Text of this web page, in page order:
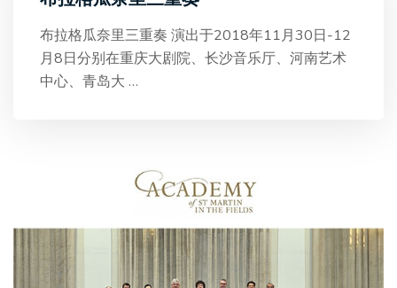
布拉格瓜奈里三重奏 演出于2018年11月30日-12
月8日分别在重庆大剧院、长沙音乐厅、河南艺术
中心、青岛大 …